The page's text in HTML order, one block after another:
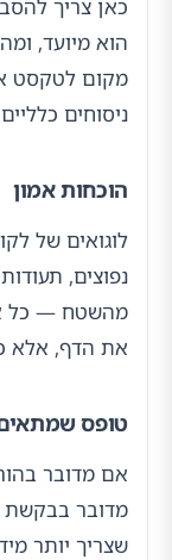
כאן צריך
הוא מיועד,
ניסוחים
הוכחות אמון
לוגואים של
נפוצים,
מהשטח — כל
את הדף, אלא
טופס
אם מדובר
מדובר בבקשת
שצריך יותר